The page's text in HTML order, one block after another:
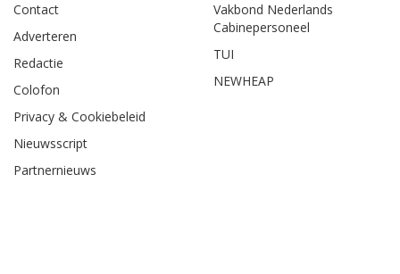
Contact
Adverteren
Redactie
Colofon
Privacy & Cookiebeleid
Nieuwsscript
Partnernieuws
Vakbond Nederlands
Cabinepersoneel
TUI
NEWHEAP